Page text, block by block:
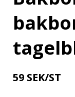
59 SEK/ST